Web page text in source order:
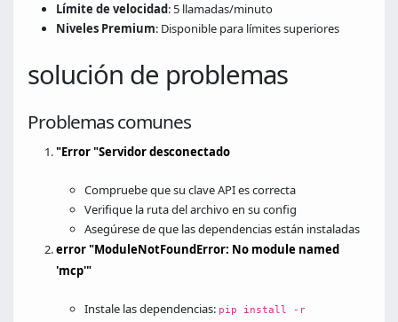
Límite de velocidad: 5 llamadas/minuto
Niveles Premium: Disponible para límites superiores
solución de problemas
Problemas comunes
"Error "Servidor desconectado
Compruebe que su clave API es correcta
Verifique la ruta del archivo en su config
Asegúrese de que las dependencias están instaladas
error "ModuleNotFoundError: No module named
'mcp'"
Instale las dependencias: pip install -r